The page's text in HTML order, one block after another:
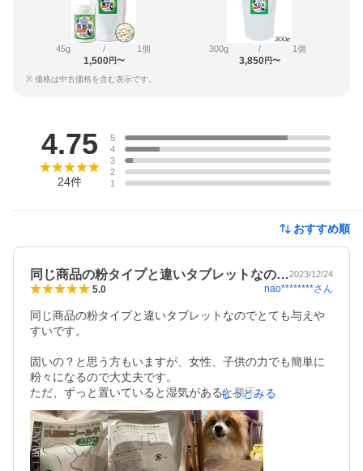
45g / 1個
1,500円〜
300g / 1個
3,850円〜
※ 価格は中古価格を含む表示です。
4.75
24件
5
4
3
2
1
おすすめ順
同じ商品の粉タイプと違いタブレットなの…2023/12/24
5.0 nao********さん
同じ商品の粉タイプと違いタブレットなのでとても与えや
すいです。
固いの？と思う方もいますが、女性、子供の力でも簡単に
粉々になるので大丈夫です。
ただ、ずっと置いていると湿気があると勝手に粉々になる
ので注意です。乾燥剤入れておくといいです。
600粒あるので1日朝夕で1粒ずつあげた場合、30日間で計
算すると10ヶ月は与える事ができるのでかなりお得です。
もっとみる